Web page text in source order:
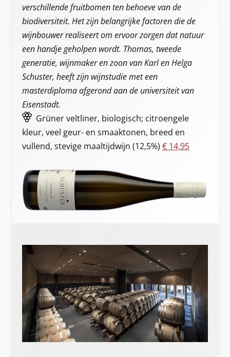
verschillende fruitbomen ten behoeve van de
biodiversiteit. Het zijn belangrijke factoren die de
wijnbouwer realiseert om ervoor zorgen dat natuur
een handje geholpen wordt. Thomas, tweede
generatie, wijnmaker en zoon van Karl en Helga
Schuster, heeft zijn wijnstudie met een
masterdiploma afgerond aan de universiteit van
Eisenstadt.
Grüner veltliner, biologisch; citroengele
kleur, veel geur- en smaaktonen, breed en
vullend, stevige maaltijdwijn (12,5%) € 14,95